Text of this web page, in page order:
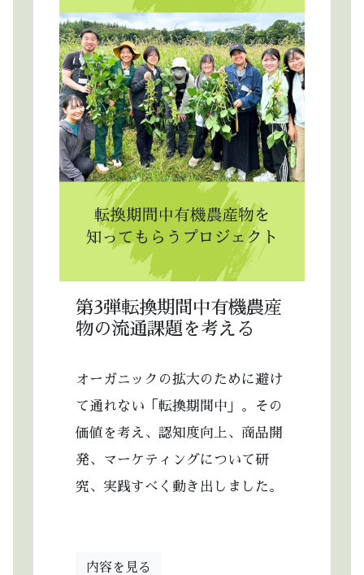
第3弾転換期間中有機農産
物の流通課題を考える
オーガニックの拡大のために避け
て通れない「転換期間中」。その
価値を考え、認知度向上、商品開
発、マーケティングについて研
究、実践すべく動き出しました。
内容を見る